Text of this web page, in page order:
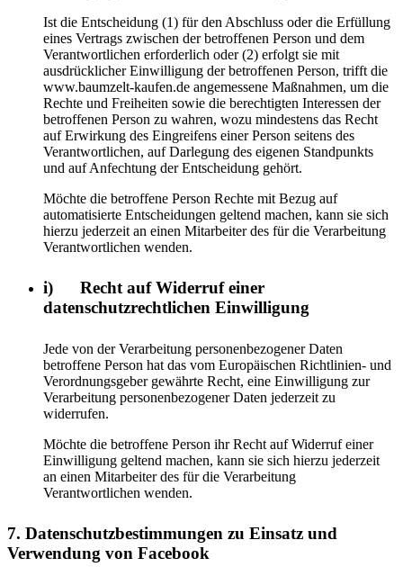
Ist die Entscheidung (1) für den Abschluss oder die Erfüllung
eines Vertrags zwischen der betroffenen Person und dem
Verantwortlichen erforderlich oder (2) erfolgt sie mit
ausdrücklicher Einwilligung der betroffenen Person, trifft die
www.baumzelt-kaufen.de angemessene Maßnahmen, um die
Rechte und Freiheiten sowie die berechtigten Interessen der
betroffenen Person zu wahren, wozu mindestens das Recht
auf Erwirkung des Eingreifens einer Person seitens des
Verantwortlichen, auf Darlegung des eigenen Standpunkts
und auf Anfechtung der Entscheidung gehört.
Möchte die betroffene Person Rechte mit Bezug auf
automatisierte Entscheidungen geltend machen, kann sie sich
hierzu jederzeit an einen Mitarbeiter des für die Verarbeitung
Verantwortlichen wenden.
i) Recht auf Widerruf einer
datenschutzrechtlichen Einwilligung
Jede von der Verarbeitung personenbezogener Daten
betroffene Person hat das vom Europäischen Richtlinien- und
Verordnungsgeber gewährte Recht, eine Einwilligung zur
Verarbeitung personenbezogener Daten jederzeit zu
widerrufen.
Möchte die betroffene Person ihr Recht auf Widerruf einer
Einwilligung geltend machen, kann sie sich hierzu jederzeit
an einen Mitarbeiter des für die Verarbeitung
Verantwortlichen wenden.
7. Datenschutzbestimmungen zu Einsatz und
Verwendung von Facebook